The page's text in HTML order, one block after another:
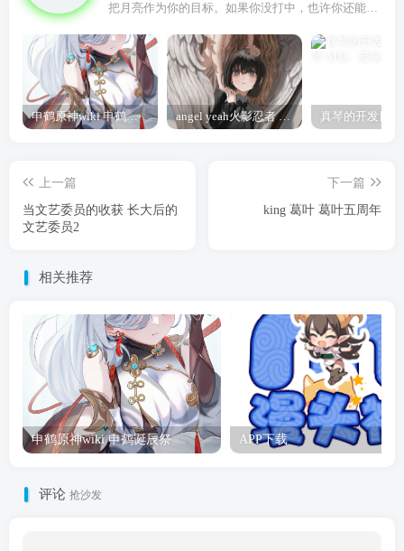
把月亮作为你的目标。如果你没打中，也许你还能打中星星
申鹤原神wiki 申鹤诞辰祭 angel yeah火影忍者 Angel
上一篇
当文艺委员的收获 长大后的
文艺委员2
下一篇
king 葛叶 葛叶五周年
相关推荐
申鹤原神wiki 申鹤诞辰祭 APP下载
评论 抢沙发